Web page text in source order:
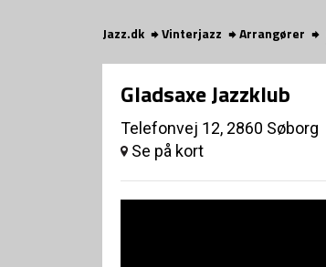
Jazz.dk Vinterjazz Arrangører
Gladsaxe Jazzklub
Telefonvej 12, 2860 Søborg
Se på kort